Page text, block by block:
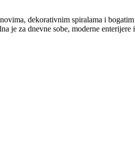
dekorativnim spiralama i
za dnevne sobe, moderne enterijere